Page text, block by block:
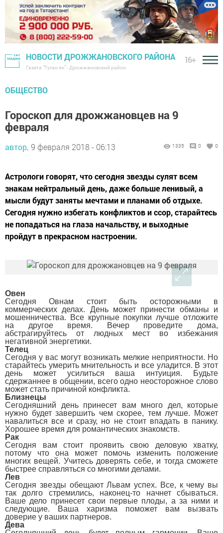
НОВОСТИ ДРОЖЖАНОВСКОГО РАЙОНА
Газета "Туган як" - Дрожжановский район
16+
ОБЩЕСТВО
Гороскоп для дрожжановцев на 9
февраля
автор, 9 февраля 2018 - 06:13 1335 0 0
Астрологи говорят, что сегодня звезды сулят всем
знакам нейтральный день, даже больше ленивый, а
мысли будут заняты мечтами и планами об отдыхе.
Сегодня нужно избегать конфликтов и ссор, старайтесь
не попадаться на глаза начальству, и выходные
пройдут в прекрасном настроении.
Овен
Сегодня Овнам стоит быть осторожными в
коммерческих делах. День может принести обманы и
мошенничества. Все крупные покупки лучше отложите
на другое время. Вечер проведите дома,
абстрагируйтесь от людных мест во избежания
негативной энергетики.
Телец
Сегодня у вас могут возникать мелкие неприятности. Но
старайтесь умерить мнительность и все уладится. В этот
день может усилиться ваша интуиция. Будьте
сдержаннее в общении, всего одно неосторожное слово
может стать причиной конфликта.
Близнецы
Сегодняшний день принесет вам много дел, которые
нужно будет завершить чем скорее, тем лучше. Может
навалиться все и сразу, но не стоит впадать в панику.
Хорошее время для романтических знакомств.
Рак
Сегодня вам стоит проявить свою деловую хватку,
потому что она может помочь изменить положение
многих вещей. Учитесь доверять себе, и тогда сможете
быстрее справляться со многими делами.
Лев
Сегодня звезды обещают Львам успех. Все, к чему вы
так долго стремились, наконец-то начнет сбываться.
Ваше дело принесет свои первые плоды, а за ними и
следующие. Ваша харизма поможет вам вызвать
доверие у ваших партнеров.
Дева